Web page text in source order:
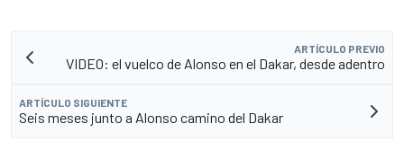
ARTÍCULO PREVIO
VIDEO: el vuelco de Alonso en el Dakar, desde adentro
ARTÍCULO SIGUIENTE
Seis meses junto a Alonso camino del Dakar